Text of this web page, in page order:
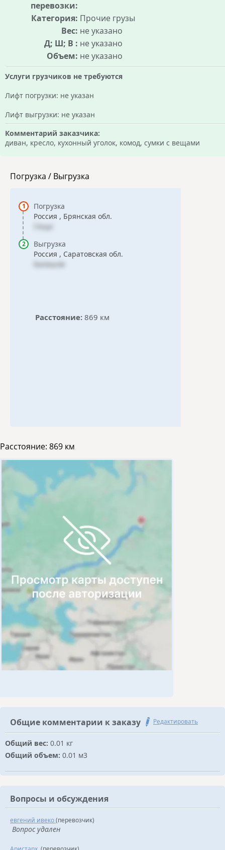
перевозки:
Категория: Прочие грузы
Вес: не указано
Д; Ш; В : не указано
Объем: не указано
Услуги грузчиков не требуются
Лифт погрузки: не указан
Лифт выгрузки: не указан
Комментарий заказчика:
диван, кресло, кухонный уголок, комод, сумки с вещами
Погрузка / Выгрузка
Погрузка
Россия , Брянская обл.
Сеща
Выгрузка
Россия , Саратовская обл.
Балашов
Расстояние: 869 км
Расстояние: 869 км
Общие комментарии к заказу Редактировать
Общий вес: 0.01 кг
Общий объем: 0.01 м3
Вопросы и обсуждения
евгений ивеко(перевозчик)
Вопрос удален